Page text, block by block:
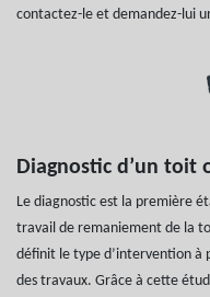
contactez-le et demandez-lui
Diagnostic d’un toit
Le diagnostic est la première
travail de remaniement de la
définit le type d’intervention
des travaux. Grâce à cette